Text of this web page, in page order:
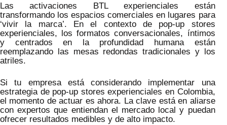
Las activaciones BTL experienciales están
transformando los espacios comerciales en lugares para
‘vivir la marca’. En el contexto de pop-up stores
experienciales, los formatos conversacionales, íntimos
y centrados en la profundidad humana están
reemplazando las mesas redondas tradicionales y los
atriles.
Si tu empresa está considerando implementar una
estrategia de pop-up stores experienciales en Colombia,
el momento de actuar es ahora. La clave está en aliarse
con expertos que entiendan el mercado local y puedan
ofrecer resultados medibles y de alto impacto.